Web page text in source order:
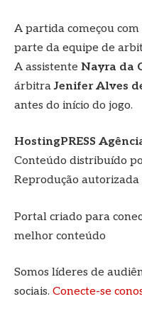
A partida começou com
parte da equipe de
A assistente Nayra da
árbitraJenifer Alves
antes do início do jogo.
HostingPRESS
Conteúdo distribuído
Reprodução
Portal criado para
melhor conteúdo
Somos líderes de
sociais. Conecte-se